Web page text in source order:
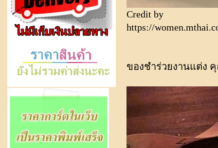
Credit by
https://
ของชำร่วยงานแต่ง